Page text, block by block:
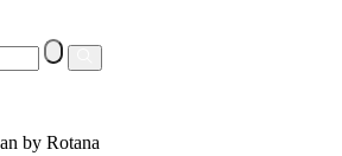
by Rotana